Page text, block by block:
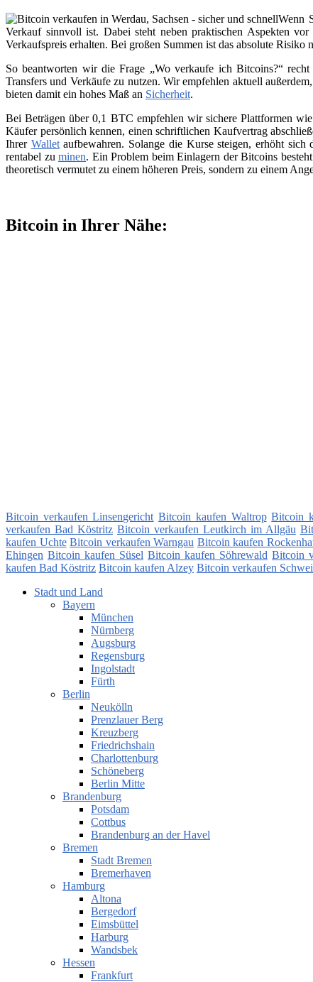
Wenn
Verkauf sinnvoll ist. Dabei steht neben praktischen Aspekten vor
Verkaufspreis erhalten. Bei großen Summen ist das absolute
So beantworten wir die Frage „Wo verkaufe ich Bitcoins?“
Transfers und Verkäufe zu nutzen. Wir empfehlen aktuell
bieten damit ein hohes Maß an Sicherheit.
Bei Beträgen über 0,1 BTC empfehlen wir sichere Plattformen wie
Käufer persönlich kennen, einen schriftlichen Kaufvertrag
Ihrer Walletaufbewahren. Solange die Kurse steigen, erhöht
rentabel zuminen. Ein Problem beim Einlagern der Bitcoins
theoretisch vermutet zu einem höheren Preis, sondern zu einem
Bitcoin in Ihrer Nähe:
Bitcoin verkaufen Linsengericht Bitcoin kaufen Waltrop Bitcoin
verkaufen Bad Köstritz Bitcoin verkaufen Leutkirch im Allgäu
kaufen Uchte Bitcoin verkaufen Warngau Bitcoin kaufen
Ehingen Bitcoin kaufen Süsel Bitcoin kaufen Söhrewald Bitcoin
kaufen Bad Köstritz Bitcoin kaufen Alzey Bitcoin verkaufen
Stadt und Land
Bayern
München
Nürnberg
Augsburg
Regensburg
Ingolstadt
Fürth
Berlin
Neukölln
Prenzlauer Berg
Kreuzberg
Friedrichshain
Charlottenburg
Schöneberg
Berlin Mitte
Brandenburg
Potsdam
Cottbus
Brandenburg an der Havel
Bremen
Stadt Bremen
Bremerhaven
Hamburg
Altona
Bergedorf
Eimsbüttel
Harburg
Wandsbek
Hessen
Frankfurt